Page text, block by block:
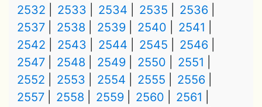
2532
2533 2534 2535
2536
2537
2538 2539 2540
2541
2542
2543 2544 2545
2546
2547
2548 2549 2550
2551
2552
2553 2554 2555
2556
2557
2558 2559 2560
2561